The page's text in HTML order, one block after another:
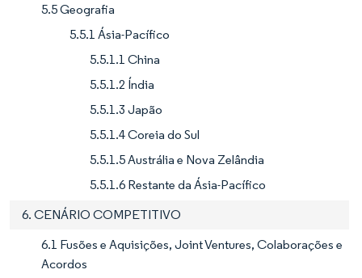
5.5 Geografia
5.5.1 Ásia-Pacífico
5.5.1.1 China
5.5.1.2 Índia
5.5.1.3 Japão
5.5.1.4 Coreia do Sul
5.5.1.5 Austrália e Nova Zelândia
5.5.1.6 Restante da Ásia-Pacífico
6. CENÁRIO COMPETITIVO
6.1 Fusões e Aquisições, Joint Ventures, Colaborações e
Acordos